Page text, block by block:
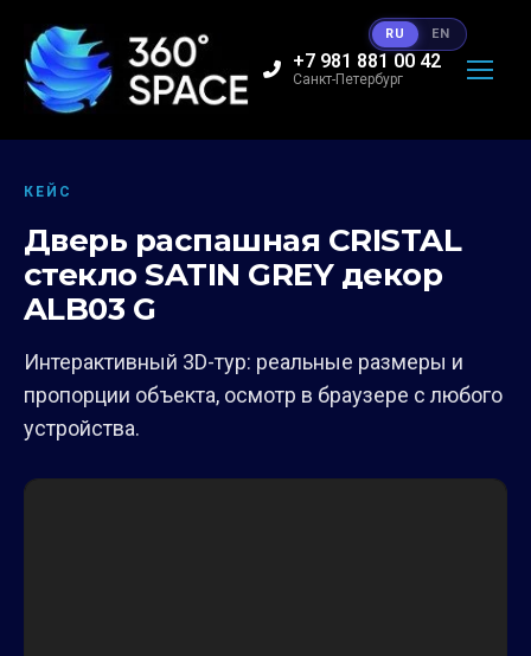
+7 981 881 00 42
Санкт-Петербург
КЕЙС
Дверь распашная CRISTAL
стекло SATIN GREY декор
ALB03 G
Интерактивный 3D-тур: реальные размеры и
пропорции объекта, осмотр в браузере с любого
устройства.
RU EN